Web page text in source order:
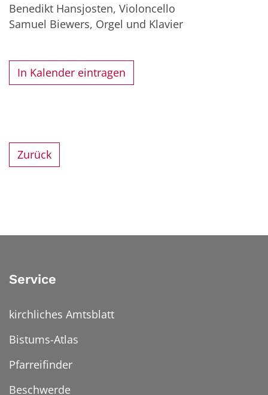
Benedikt Hansjosten, Violoncello
Samuel Biewers, Orgel und Klavier
In Kalender eintragen
Zurück
Service
kirchliches Amtsblatt
Bistums-Atlas
Pfarreifinder
Beschwerde